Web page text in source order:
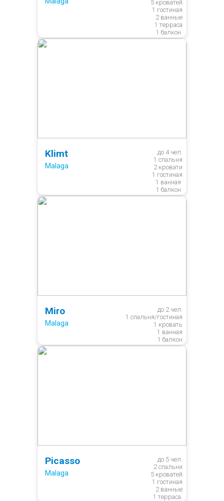
5 кроватей
1 гостиная
2 ванные
1 терраса
до 4 чел.
1 спальня
2 кровати
1 гостиная
1 ванная
Klimt
Malaga
до 2 чел.
1 спальня/гостиная
1 кровать
1 ванная
1 балкон
Miro
Malaga
до 5 чел.
2 спальни
5 кроватей
1 гостиная
2 ванные
1 терраса
Picasso
Malaga